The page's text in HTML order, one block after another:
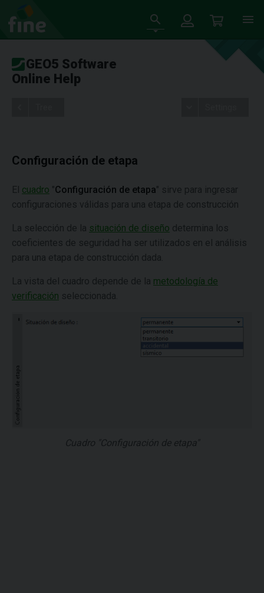
GEO5 Software
Online Help
Configuración de etapa
El cuadro "Configuración de etapa" sirve para ingresar
configuraciones válidas para una etapa de construcción
La selección de la situación de diseño determina los
coeficientes de seguridad ha ser utilizados en el análisis
para una etapa de construcción dada.
La vista del cuadro depende de la metodología de
verificación seleccionada.
Cuadro "Configuración de etapa"